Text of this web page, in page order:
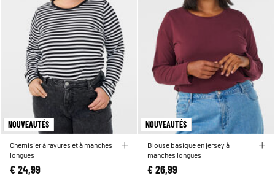
NOUVEAUTÉS
Chemisier à rayures et à manches
longues
€ 24,99
NOUVEAUTÉS
Blouse basique en jersey à
manches longues
€ 26,99